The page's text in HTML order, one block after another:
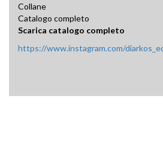
Collane
Catalogo completo
Scarica catalogo completo
https://www.instagram.com/